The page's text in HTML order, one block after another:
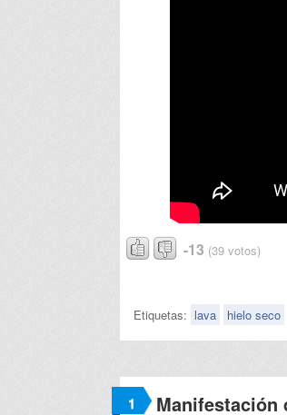
-13 (39 votos)
Etiquetas: lava hielo seco
1